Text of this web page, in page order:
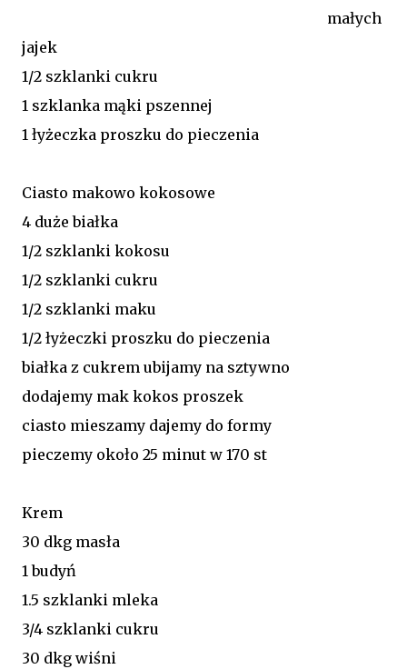
małych
jajek
1/2 szklanki cukru
1 szklanka mąki pszennej
1 łyżeczka proszku do pieczenia
Ciasto makowo kokosowe
4 duże białka
1/2 szklanki kokosu
1/2 szklanki cukru
1/2 szklanki maku
1/2 łyżeczki proszku do pieczenia
białka z cukrem ubijamy na sztywno
dodajemy mak kokos proszek
ciasto mieszamy dajemy do formy
pieczemy około 25 minut w 170 st
Krem
30 dkg masła
1 budyń
1.5 szklanki mleka
3/4 szklanki cukru
30 dkg wiśni